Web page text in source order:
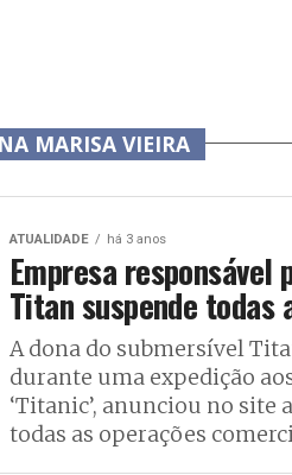
MARISA VIEIRA
ATUALIDADE há 3 anos
Empresa responsável
Titan suspende todas
A dona do submersível
durante uma expedição
‘Titanic’, anunciou no site
todas as operações